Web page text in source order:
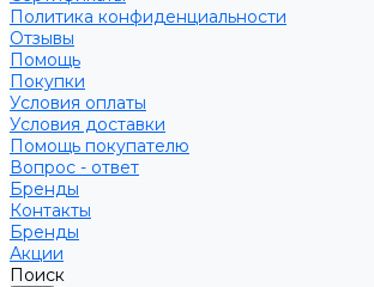
Политика конфиденциальности
Отзывы
Помощь
Покупки
Условия оплаты
Условия доставки
Помощь покупателю
Вопрос - ответ
Бренды
Контакты
Бренды
Акции
Поиск